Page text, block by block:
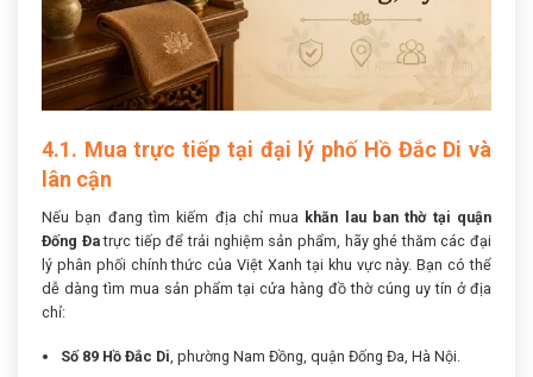
4.1. Mua trực tiếp tại đại lý phố Hồ Đắc Di và
lân cận
Nếu bạn đang tìm kiếm địa chỉ mua khăn lau ban thờ tại quận
Đống Đatrực tiếp để trải nghiệm sản phẩm, hãy ghé thăm các đại
lý phân phối chính thức của Việt Xanh tại khu vực này. Bạn có thể
dễ dàng tìm mua sản phẩm tại cửa hàng đồ thờ cúng uy tín ở địa
chỉ:
Số 89 Hồ Đắc Di , phường Nam Đồng, quận Đống Đa, Hà Nội.